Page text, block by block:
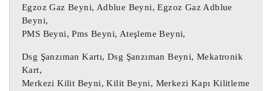
Yukarıdaki tabloda yer alan parça
numarası parçanızın numarası ile aynı
olmalıdır, aksi takdirde parça düzgün
çalışmayacaktır.
Motor beyni, Oto beyin, Motor beyini,
Egzoz Gaz Beyni, Adblue Beyni, Egzoz Gaz Adblue
Beyni,
PMS Beyni, Pms Beyni, Ateşleme Beyni,
Dsg Şanzıman Kartı, Dsg Şanzıman Beyni, Mekatronik
Kart,
Merkezi Kilit Beyni, Kilit Beyni, Merkezi Kapı Kilitleme